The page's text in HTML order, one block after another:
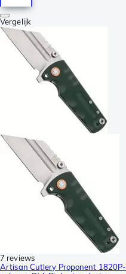
Vergelijk
7 reviews
Artisan Cutlery Proponent